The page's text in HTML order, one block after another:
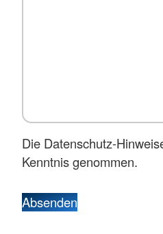
Die Datenschutz-
Kenntnis genommen.
Absenden